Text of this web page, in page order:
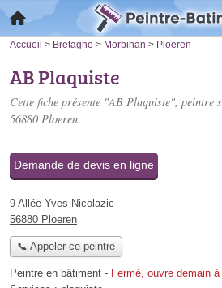
Accueil > Bretagne > Morbihan > Ploeren
AB Plaquiste
Cette fiche présente "AB Plaquiste", peintre
56880 Ploeren.
Demande de devis en ligne
9 Allée Yves Nicolazic
56880 Ploeren
📞 Appeler ce peintre
Peintre en bâtiment - Fermé, ouvre demain à